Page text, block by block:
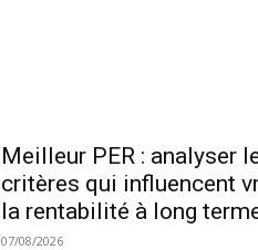
Meilleur PER : analyser
critères qui influencent
la rentabilité à long
07/08/2026